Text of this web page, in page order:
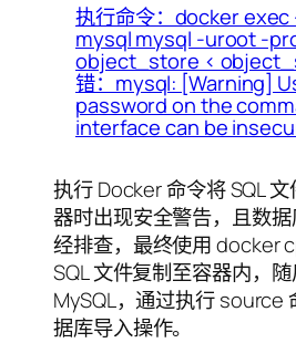
执行命令：docker
mysql mysql -uroot -
object_store <
错：mysql: [Warning]
password on the
interface can be
执行 Docker 命令将 SQL
器时出现安全警告，且数据
经排查，最终使用 docker
SQL 文件复制至容器内，
MySQL，通过执行 source
据库导入操作。